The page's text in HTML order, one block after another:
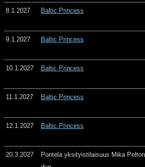
8.1.2027 Baltic Princess
9.1.2027 Baltic Princess
10.1.2027 Baltic Princess
11.1.2027 Baltic Princess
12.1.2027 Baltic Princess
20.3.2027
Pontela yksityistilaisuus Mika